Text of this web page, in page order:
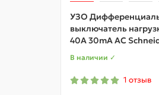
УЗО
выключатель
40A 30mA АС
В наличии ✓
1 отзыв